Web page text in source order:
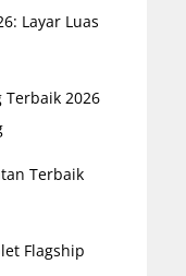
Layar Luas
Terbaik 2026
Terbaik
Flagship